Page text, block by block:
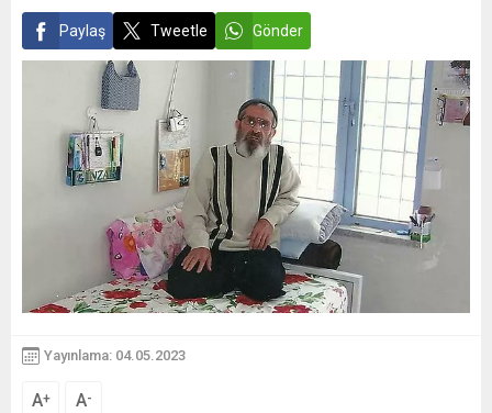
Paylaş Tweetle Gönder
Yayınlama: 04.05.2023
A+ A-